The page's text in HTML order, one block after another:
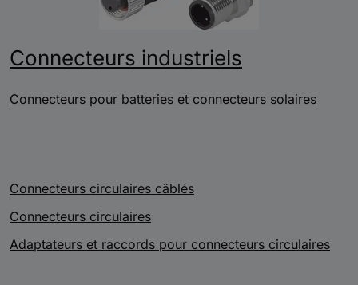
Connecteurs industriels
Connecteurs pour batteries et connecteurs solaires
Connecteurs circulaires câblés
Connecteurs circulaires
Adaptateurs et raccords pour connecteurs circulaires